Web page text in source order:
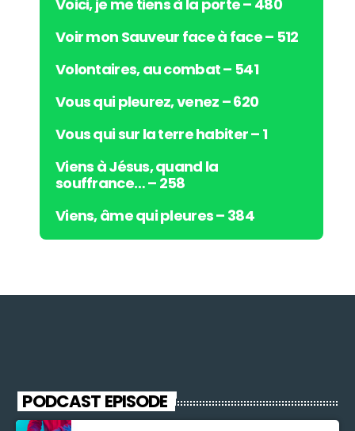
Voici, je me tiens à la porte – 480
Voir mon Sauveur face à face – 512
Volontaires, au combat – 541
Vous qui pleurez, venez – 620
Vous qui sur la terre habiter – 1
Viens à Jésus, quand la
souffrance… – 258
Viens, âme qui pleures – 384
PODCAST EPISODE